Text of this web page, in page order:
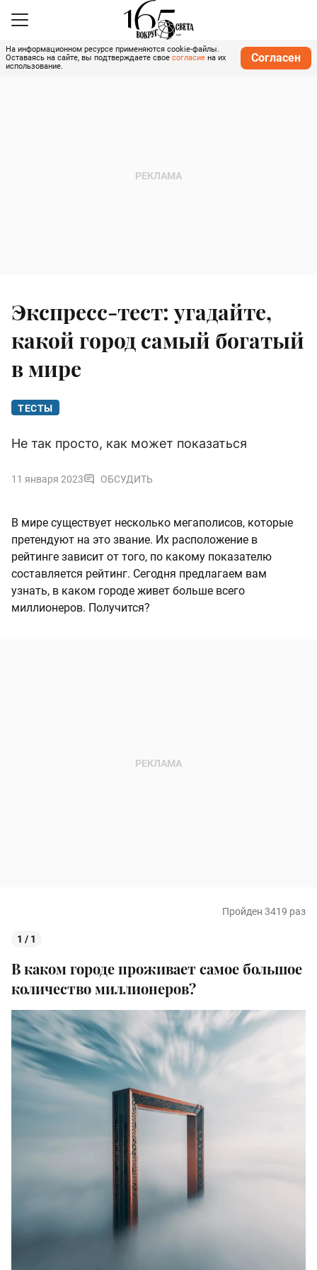
На информационном ресурсе применяются cookie-файлы.
Оставаясь на сайте, вы подтверждаете свое согласие на их
использование.
Согласен
Экспресс-тест: угадайте,
какой город самый богатый
в мире
ТЕСТЫ
Не так просто, как может показаться
11 января 2023 ОБСУДИТЬ
В мире существует несколько мегаполисов, которые
претендуют на это звание. Их расположение в
рейтинге зависит от того, по какому показателю
составляется рейтинг. Сегодня предлагаем вам
узнать, в каком городе живет больше всего
миллионеров. Получится?
Пройден 3419 раз
1 / 1
В каком городе проживает самое большое
количество миллионеров?